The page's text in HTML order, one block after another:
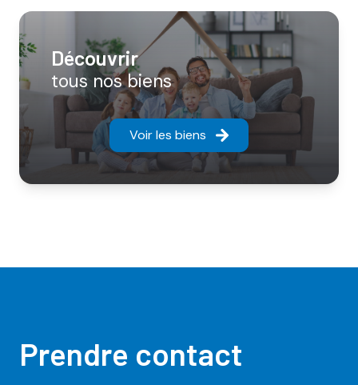
découvrir
tous nos biens
Voir les biens
Prendre contact